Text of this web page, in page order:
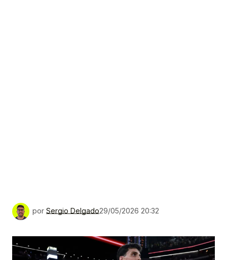
por Sergio Delgado29/05/2026 20:32